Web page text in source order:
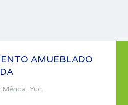
AMUEBLADO
Yuc.